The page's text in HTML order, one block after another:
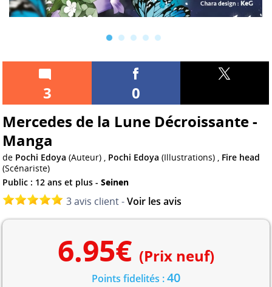
3
0
Mercedes de la Lune Décroissante -
Manga
de Pochi Edoya (Auteur) , Pochi Edoya (Illustrations) , Fire head
(Scénariste)
Public : 12 ans et plus -Seinen
3 avis client -Voir les avis
6.95€ (Prix neuf)
Points fidelités :40